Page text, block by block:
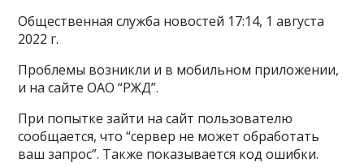
Общественная служба новостей 17:14, 1 августа
2022 г.
Проблемы возникли и в мобильном приложении,
и на сайте ОАО “РЖД”.
При попытке зайти на сайт пользователю
сообщается, что “сервер не может обработать
ваш запрос”. Также показывается код ошибки.